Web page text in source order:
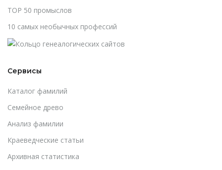
TOP 50 промыслов
10 самых необычных профессий
Сервисы
Каталог фамилий
Cемейное древо
Анализ фамилии
Краеведческие статьи
Архивная статистика